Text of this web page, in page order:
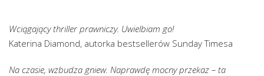
Wciągający thriller prawniczy. Uwielbiam go!
Katerina Diamond, autorka bestsellerów Sunday Timesa
Na czasie, wzbudza gniew. Naprawdę mocny przekaz – ta